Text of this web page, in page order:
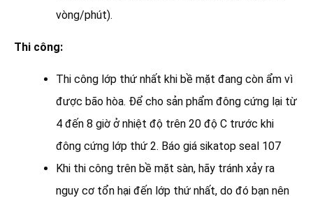
vòng/phút).
Thi công:
Thi công lớp thứ nhất khi bề mặt đang còn ẩm vì
được bão hòa. Để cho sản phẩm đông cứng lại từ
4 đến 8 giờ ở nhiệt độ trên 20 độ C trước khi
đông cứng lớp thứ 2. Báo giá sikatop seal 107
Khi thi công trên bề mặt sàn, hãy tránh xảy ra
nguy cơ tổn hại đến lớp thứ nhất, do đó bạn nên